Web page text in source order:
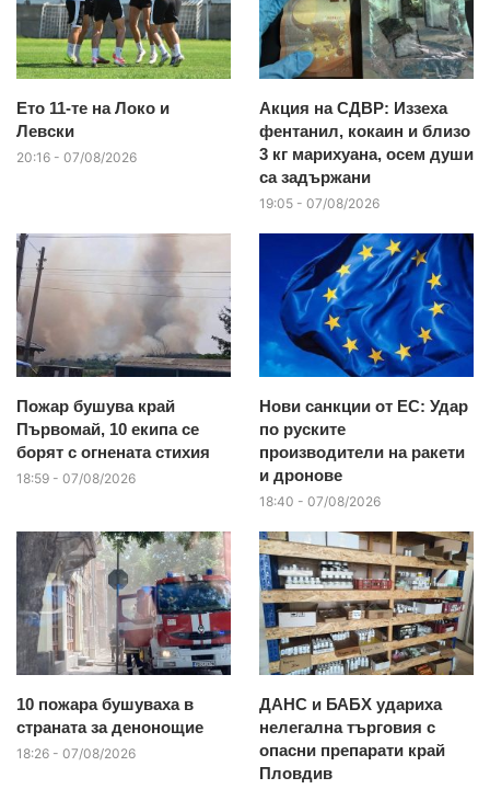
Ето 11-те на Локо и
Левски
20:16 - 07/08/2026
Акция на СДВР: Иззеха
фентанил, кокаин и близо
3 кг марихуана, осем души
са задържани
19:05 - 07/08/2026
Пожар бушува край
Първомай, 10 екипа се
борят с огнената стихия
18:59 - 07/08/2026
Нови санкции от ЕС: Удар
по руските
производители на ракети
и дронове
18:40 - 07/08/2026
10 пожара бушуваха в
страната за денонощие
18:26 - 07/08/2026
ДАНС и БАБХ удариха
нелегална търговия с
опасни препарати край
Пловдив